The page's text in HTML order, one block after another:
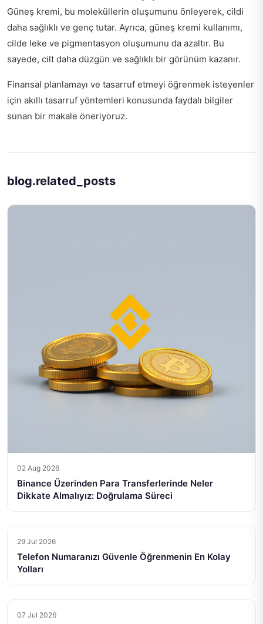
Güneş kremi, bu moleküllerin oluşumunu önleyerek, cildi
daha sağlıklı ve genç tutar. Ayrıca, güneş kremi kullanımı,
cilde leke ve pigmentasyon oluşumunu da azaltır. Bu
sayede, cilt daha düzgün ve sağlıklı bir görünüm kazanır.
Finansal planlamayı ve tasarruf etmeyi öğrenmek isteyenler
için akıllı tasarruf yöntemleri konusunda faydalı bilgiler
sunan bir makale öneriyoruz.
blog.related_posts
02 Aug 2026
Binance Üzerinden Para Transferlerinde Neler
Dikkate Almalıyız: Doğrulama Süreci
29 Jul 2026
Telefon Numaranızı Güvenle Öğrenmenin En Kolay
Yolları
07 Jul 2026